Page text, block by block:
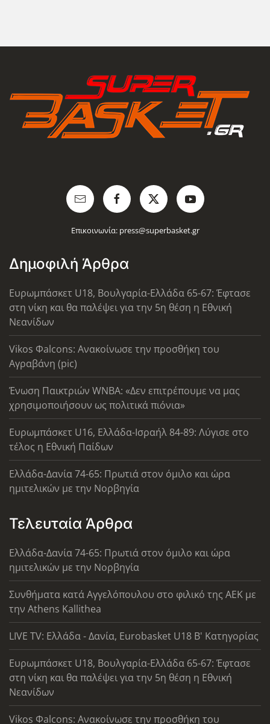
Επικοινωνία: press@superbasket.gr
Δημοφιλή Άρθρα
Ευρωμπάσκετ U18, Βουλγαρία-Ελλάδα 65-67: Έφτασε
στη νίκη και θα παλέψει για την 5η θέση η Εθνική
Νεανίδων
Vikos Φalcons: Ανακοίνωσε την προσθήκη του
Αγραβάνη (pic)
Ένωση Παικτριών WNBA: «Δεν επιτρέπουμε να μας
χρησιμοποιήσουν ως πολιτικά πιόνια»
Ευρωμπάσκετ U16, Ελλάδα-Ισραήλ 84-89: Λύγισε στο
τέλος η Εθνική Παίδων
Ελλάδα-Δανία 74-65: Πρωτιά στον όμιλο και ώρα
ημιτελικών με την Νορβηγία
Τελευταία Άρθρα
Ελλάδα-Δανία 74-65: Πρωτιά στον όμιλο και ώρα
ημιτελικών με την Νορβηγία
Συνθήματα κατά Αγγελόπουλου στο φιλικό της ΑΕΚ με
την Athens Kallithea
LIVE TV: Ελλάδα - Δανία, Eurobasket U18 Β' Κατηγορίας
Ευρωμπάσκετ U18, Βουλγαρία-Ελλάδα 65-67: Έφτασε
στη νίκη και θα παλέψει για την 5η θέση η Εθνική
Νεανίδων
Vikos Φalcons: Ανακοίνωσε την προσθήκη του